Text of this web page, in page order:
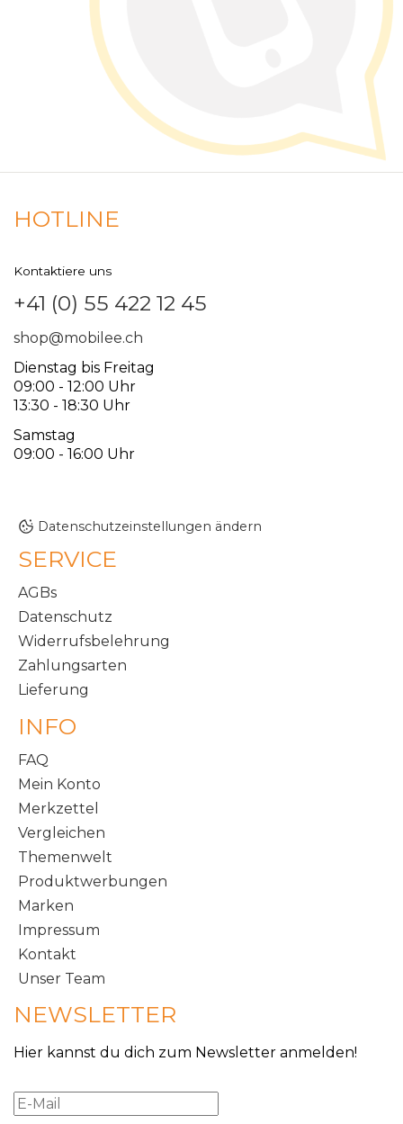
HOTLINE
Kontaktiere uns
+41 (0) 55 422 12 45
shop@mobilee.ch
Dienstag bis Freitag
09:00 - 12:00 Uhr
13:30 - 18:30 Uhr
Samstag
09:00 - 16:00 Uhr
Datenschutzeinstellungen ändern
SERVICE
AGBs
Datenschutz
Widerrufsbelehrung
Zahlungsarten
Lieferung
INFO
FAQ
Mein Konto
Merkzettel
Vergleichen
Themenwelt
Produktwerbungen
Marken
Impressum
Kontakt
Unser Team
NEWSLETTER
Hier kannst du dich zum Newsletter anmelden!